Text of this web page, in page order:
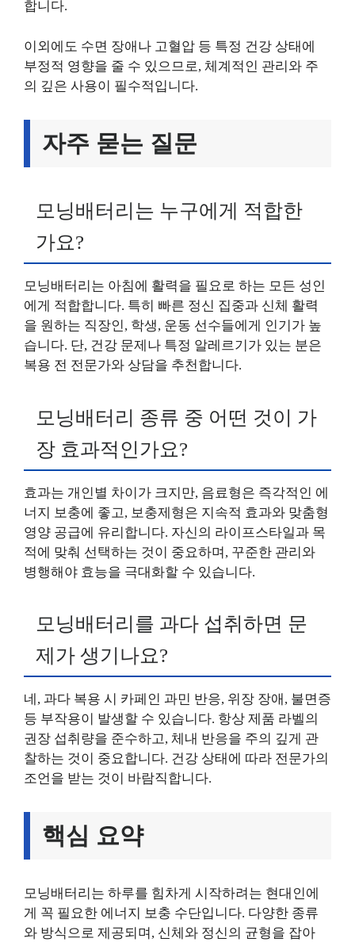
합니다.
이외에도 수면 장애나 고혈압 등 특정 건강 상태에
부정적 영향을 줄 수 있으므로, 체계적인 관리와 주
의 깊은 사용이 필수적입니다.
자주 묻는 질문
모닝배터리는 누구에게 적합한
가요?
모닝배터리는 아침에 활력을 필요로 하는 모든 성인
에게 적합합니다. 특히 빠른 정신 집중과 신체 활력
을 원하는 직장인, 학생, 운동 선수들에게 인기가 높
습니다. 단, 건강 문제나 특정 알레르기가 있는 분은
복용 전 전문가와 상담을 추천합니다.
모닝배터리 종류 중 어떤 것이 가
장 효과적인가요?
효과는 개인별 차이가 크지만, 음료형은 즉각적인 에
너지 보충에 좋고, 보충제형은 지속적 효과와 맞춤형
영양 공급에 유리합니다. 자신의 라이프스타일과 목
적에 맞춰 선택하는 것이 중요하며, 꾸준한 관리와
병행해야 효능을 극대화할 수 있습니다.
모닝배터리를 과다 섭취하면 문
제가 생기나요?
네, 과다 복용 시 카페인 과민 반응, 위장 장애, 불면증
등 부작용이 발생할 수 있습니다. 항상 제품 라벨의
권장 섭취량을 준수하고, 체내 반응을 주의 깊게 관
찰하는 것이 중요합니다. 건강 상태에 따라 전문가의
조언을 받는 것이 바람직합니다.
핵심 요약
모닝배터리는 하루를 힘차게 시작하려는 현대인에
게 꼭 필요한 에너지 보충 수단입니다. 다양한 종류
와 방식으로 제공되며, 신체와 정신의 균형을 잡아